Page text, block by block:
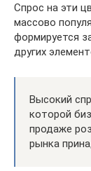
Спрос на эти
массово
формируется
других
Высокий
которой
продаже
рынка